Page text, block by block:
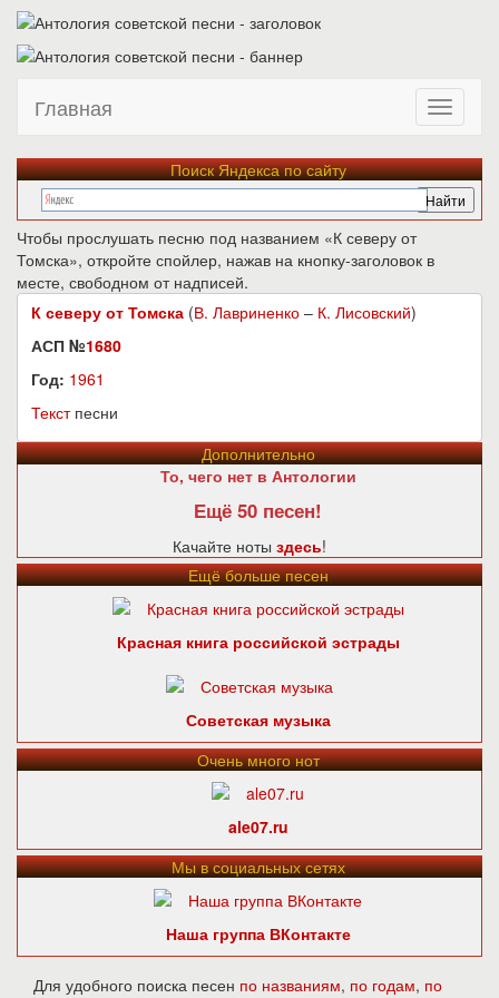
Главная
Поиск Яндекса по сайту
Чтобы прослушать песню под названием «К северу от
Томска», откройте спойлер, нажав на кнопку-заголовок в
месте, свободном от надписей.
К северу от Томска (В. Лавриненко – К. Лисовский)
АСП №1680
Год: 1961
Текстпесни
Дополнительно
То, чего нет в Антологии
Ещё 50 песен!
Качайте ноты здесь!
Ещё больше песен
Красная книга российской эстрады
Советская музыка
Очень много нот
ale07.ru
Мы в социальных сетях
Наша группа ВКонтакте
Для удобного поиска песен по названиям, по годам, по